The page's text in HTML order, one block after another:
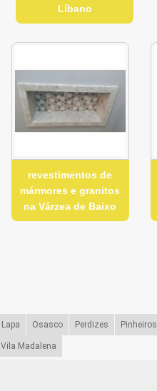
Líbano
revestimentos de
mármores e granitos
na Várzea de Baixo
Lapa Osasco Perdizes Pinheiros
Vila Madalena